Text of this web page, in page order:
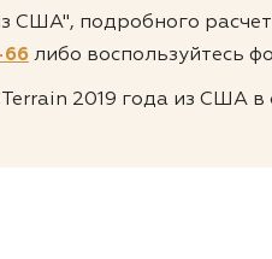
США", подробного
66 либо воспользуйтесь
2019 года из США